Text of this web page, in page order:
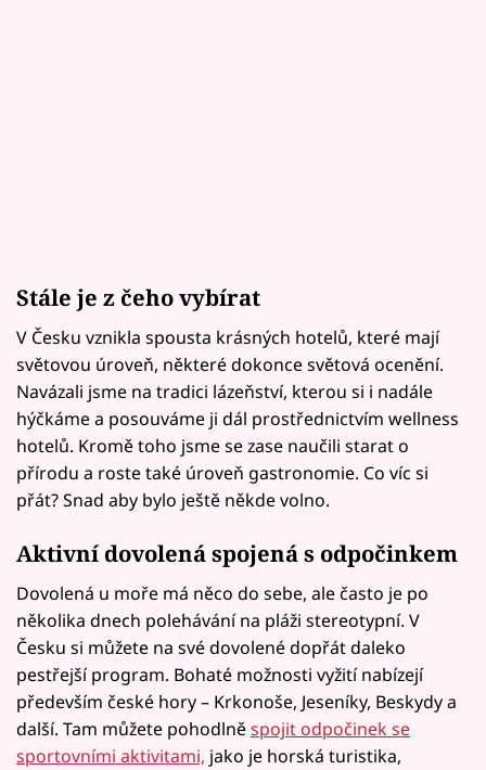
Stále je z čeho vybírat
V Česku vznikla spousta krásných hotelů, které mají
světovou úroveň, některé dokonce světová ocenění.
Navázali jsme na tradici lázeňství, kterou si i nadále
hýčkáme a posouváme ji dál prostřednictvím wellness
hotelů. Kromě toho jsme se zase naučili starat o
přírodu a roste také úroveň gastronomie. Co víc si
přát? Snad aby bylo ještě někde volno.
Aktivní dovolená spojená s odpočinkem
Dovolená u moře má něco do sebe, ale často je po
několika dnech polehávání na pláži stereotypní. V
Česku si můžete na své dovolené dopřát daleko
pestřejší program. Bohaté možnosti vyžití nabízejí
především české hory – Krkonoše, Jeseníky, Beskydy a
další. Tam můžete pohodlněspojit odpočinek se
sportovními aktivitami, jako je horská turistika,